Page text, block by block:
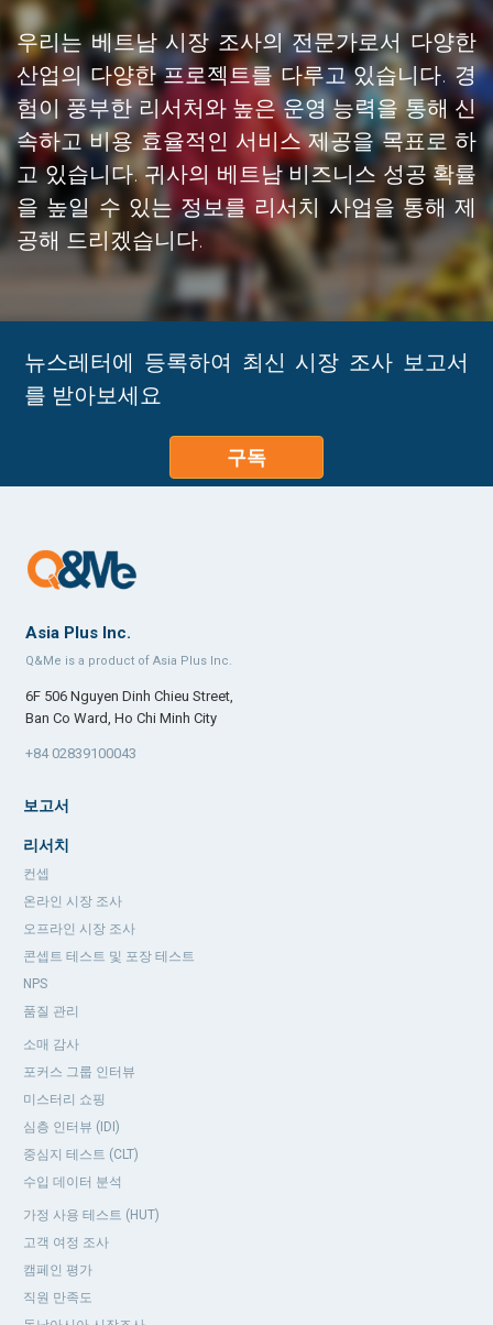
우리는 베트남 시장 조사의 전문가로서 다양한
산업의 다양한 프로젝트를 다루고 있습니다. 경
험이 풍부한 리서처와 높은 운영 능력을 통해 신
속하고 비용 효율적인 서비스 제공을 목표로 하
고 있습니다. 귀사의 베트남 비즈니스 성공 확률
을 높일 수 있는 정보를 리서치 사업을 통해 제
공해 드리겠습니다.
뉴스레터에 등록하여 최신 시장 조사 보고서
를 받아보세요
구독
Asia Plus Inc.
Q&Me is a product of Asia Plus Inc.
6F 506 Nguyen Dinh Chieu Street,
Ban Co Ward, Ho Chi Minh City
+84 02839100043
보고서
리서치
컨셉
온라인 시장 조사
오프라인 시장 조사
콘셉트 테스트 및 포장 테스트
NPS
품질 관리
소매 감사
포커스 그룹 인터뷰
미스터리 쇼핑
심층 인터뷰 (IDI)
중심지 테스트 (CLT)
수입 데이터 분석
가정 사용 테스트 (HUT)
고객 여정 조사
캠페인 평가
직원 만족도